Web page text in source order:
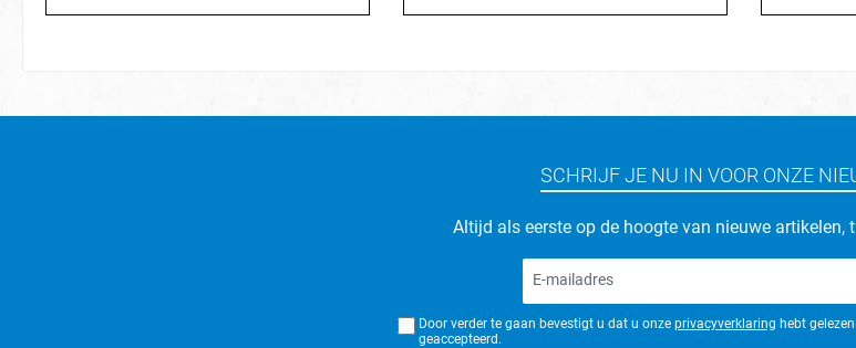
SCHRIJF JE NU IN VOOR ONZE
Altijd als eerste op de hoogte van nieuwe artikelen,
Door verder te gaan bevestigt u dat u onze privacyverklaring hebt
geaccepteerd.